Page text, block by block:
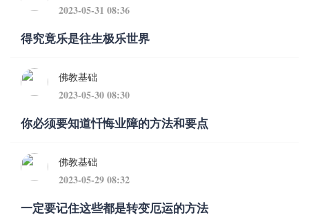
2023-05-31 08:36
得究竟乐是往生极乐世界
佛教基础
2023-05-30 08:30
你必须要知道忏悔业障的方法和要点
佛教基础
2023-05-29 08:32
一定要记住这些都是转变厄运的方法